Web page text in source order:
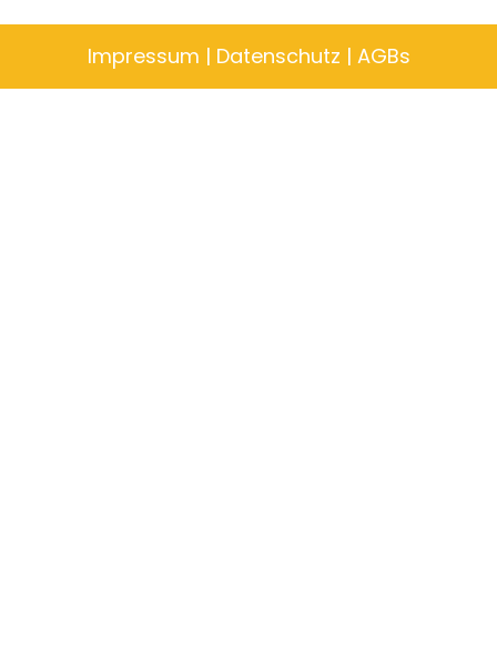
e t
a
g
t
s
a
Impressum | Datenschutz | AGBs